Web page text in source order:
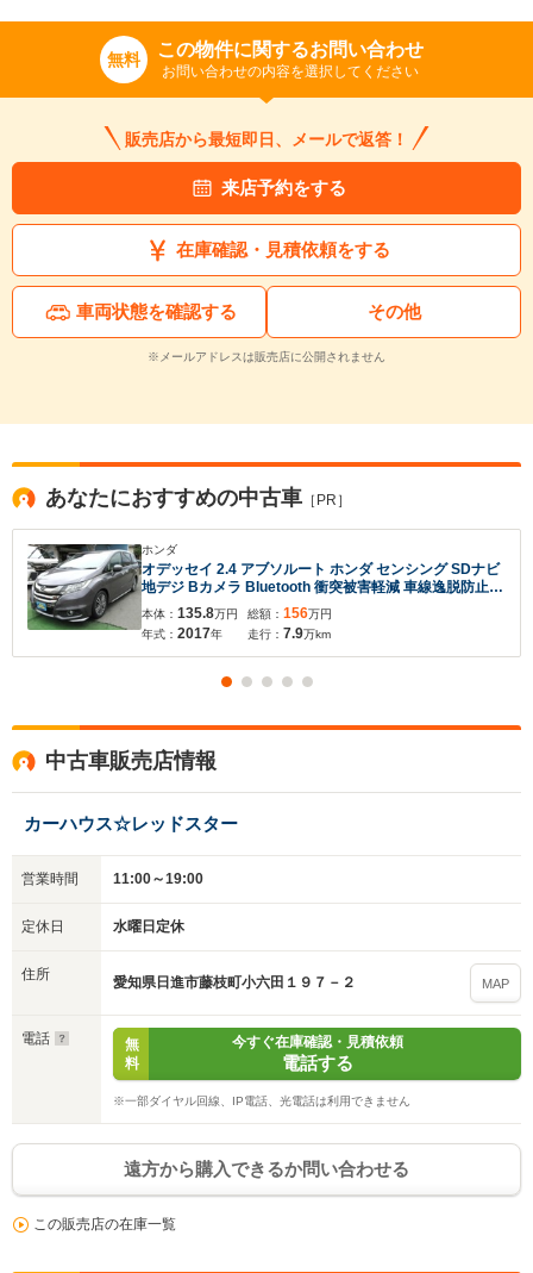
無料 この物件に関するお問い合わせ
お問い合わせの内容を選択してください
販売店から最短即日、メールで返答！
来店予約をする
在庫確認・見積依頼をする
車両状態を確認する その他
※メールアドレスは販売店に公開されません
あなたにおすすめの中古車 ［PR］
ホンダ
オデッセイ 2.4 アブソルート ホンダ センシング SDナビ
地デジ Bカメラ Bluetooth 衝突被害軽減 車線逸脱防止
アダクティブクルコン ハーフレザーシート 7人乗りオッ
トマン Pシート Dレコ LEDライト 17AW 両側自動ドア
全国対応2年保証
本体： 135.8万円
年式： 2017年
総額： 156万円
走行： 7.9万km
中古車販売店情報
カーハウス☆レッドスター
営業時間 11:00～19:00
定休日 水曜日定休
住所 愛知県日進市藤枝町小六田１９７－２ MAP
電話
無
料
今すぐ在庫確認・見積依頼
電話する
※一部ダイヤル回線、IP電話、光電話は利用できません
遠方から購入できるか問い合わせる
この販売店の在庫一覧
入力途中の情報を保存しますか？
※次回問い合わせをする際に自動入力されます
※保存された情報は
90日で破棄されます
いいえ はい